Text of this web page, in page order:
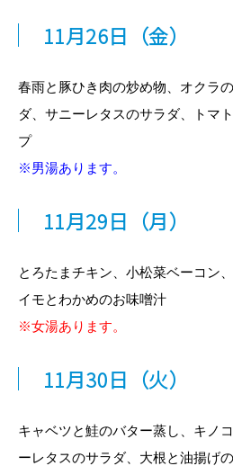
11月26日 （金）
春雨と豚ひき肉の炒め物、オクラ
ダ、サニーレタスのサラダ、トマ
プ
※男湯あります。
11月29日 （月）
とろたまチキン、小松菜ベーコン
イモとわかめのお味噌汁
※女湯あります。
11月30日 （火）
キャベツと鮭のバター蒸し、キノ
ーレタスのサラダ、大根と油揚げ